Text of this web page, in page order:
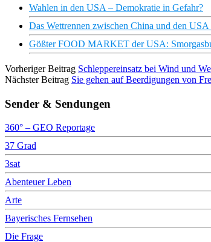
Wahlen in den USA – Demokratie in Gefahr?
Das Wettrennen zwischen China und den
Gößter FOOD MARKET der USA:
Vorheriger Beitrag Schleppereinsatz bei Wind und
Nächster Beitrag Sie gehen auf Beerdigungen von
Sender & Sendungen
360° – GEO Reportage
37 Grad
3sat
Abenteuer Leben
Arte
Bayerisches Fernsehen
Die Frage